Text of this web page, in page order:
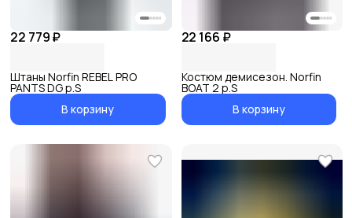
22 779 ₽
Штаны Norfin REBEL PRO
PANTS DG р.S
В корзину
22 166 ₽
Костюм демисезон. Norfin
BOAT 2 р.S
В корзину